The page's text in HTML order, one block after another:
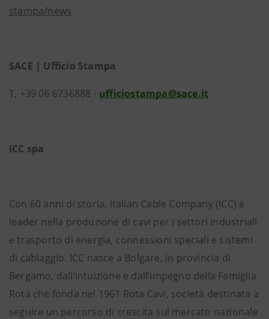
stampa/news
SACE | Ufficio Stampa
T. +39 06 6736888 - ufficiostampa@sace.it
ICC spa
Con 60 anni di storia, Italian Cable Company (ICC) è
leader nella produzione di cavi per i settori industriali
e trasporto di energia, connessioni speciali e sistemi
di cablaggio. ICC nasce a Bolgare, in provincia di
Bergamo, dall’intuizione e dall’impegno della Famiglia
Rota che fonda nel 1961 Rota Cavi, società destinata a
seguire un percorso di crescita sul mercato nazionale